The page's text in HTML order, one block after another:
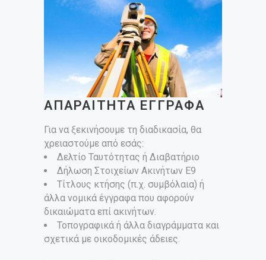
ΑΠΑΡΑΙΤΗΤΑ ΕΓΓΡΑΦΑ
Για να ξεκινήσουμε τη διαδικασία, θα
χρειαστούμε από εσάς:
Δελτίο Ταυτότητας ή Διαβατήριο
Δήλωση Στοιχείων Ακινήτων Ε9
Τίτλους κτήσης (π.χ. συμβόλαια) ή
άλλα νομικά έγγραφα που αφορούν
δικαιώματα επί ακινήτων.
Τοπογραφικά ή άλλα διαγράμματα και
σχετικά με οικοδομικές άδειες.